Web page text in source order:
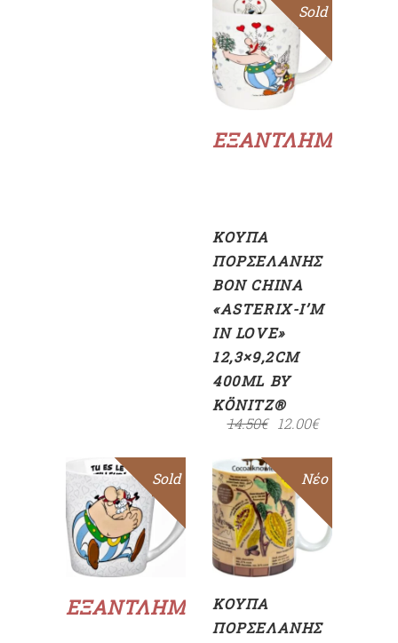
Sale
ΕΞΑΝΤΛΗΜΈΝΟ
Sold
Διαβάστε
περισσότερα
ΚΟΎΠΑ
ΠΟΡΣΕΛΆΝΗΣ
BON CHINA
«ASTERIX-I’M
IN LOVE»
12,3×9,2CM
400ML BY
KÖNITZ®
14.50€ 12.00€
Sale
ΕΞΑΝΤΛΗΜΈΝΟ
Sold
Διαβάστε
περισσότερα
Sale
Νέο
ΠΡΟΣΘΉΚΗ
ΣΤΟ
ΚΑΛΆΘΙ
ΚΟΎΠΑ
ΠΟΡΣΕΛΆΝΗΣ